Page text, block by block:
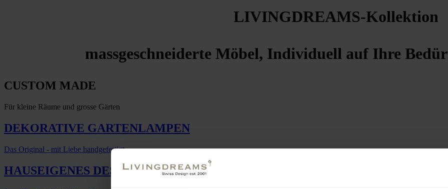
LIVINGDREAMS-Kollektion
massgeschneiderte Möbel, Individuell auf Ihre
CUSTOM MADE
Für kleine Räume und grosse Gärten
DEKORATIVE GARTENLAMPEN
Das Original - mit Liebe handgefertigt
HAUSEIGENES DESIGN NACH MASS